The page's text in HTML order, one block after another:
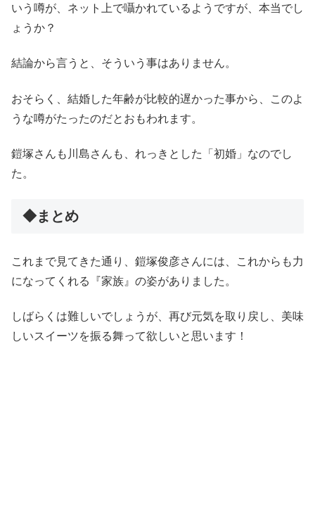
いう噂が、ネット上で囁かれているようですが、本当でし
ょうか？
結論から言うと、そういう事はありません。
おそらく、結婚した年齢が比較的遅かった事から、このよ
うな噂がたったのだとおもわれます。
鎧塚さんも川島さんも、れっきとした「初婚」なのでし
た。
◆まとめ
これまで見てきた通り、鎧塚俊彦さんには、これからも力
になってくれる『家族』の姿がありました。
しばらくは難しいでしょうが、再び元気を取り戻し、美味
しいスイーツを振る舞って欲しいと思います！